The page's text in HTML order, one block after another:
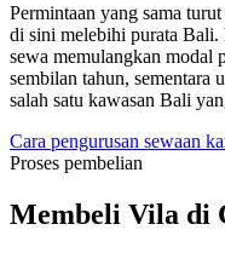
Permintaan yang sama
di sini melebihi purata Bali.
sewa memulangkan modal
sembilan tahun, sementara
salah satu kawasan Bali
Cara pengurusan sewaan
Proses pembelian
Membeli Vila di